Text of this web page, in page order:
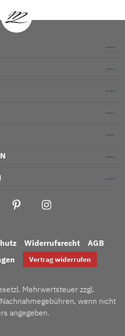
Widerrufsrecht
AGB
Vertrag widerrufen
Mehrwertsteuer zzgl.
wenn nicht
angegeben.